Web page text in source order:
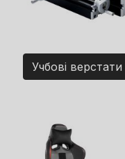
Учбові верстати